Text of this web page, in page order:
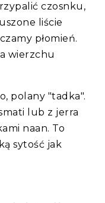
czosnku,
liście
płomień.
wierzchu
polany "tadka".
lub z jerra
naan. To
sytość jak